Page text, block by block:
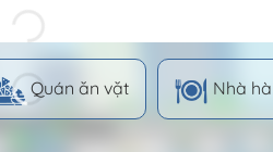
Quán ăn vặt Nhà